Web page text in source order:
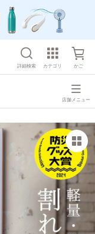
詳細検索 カテゴリ かご
店舗メニュー